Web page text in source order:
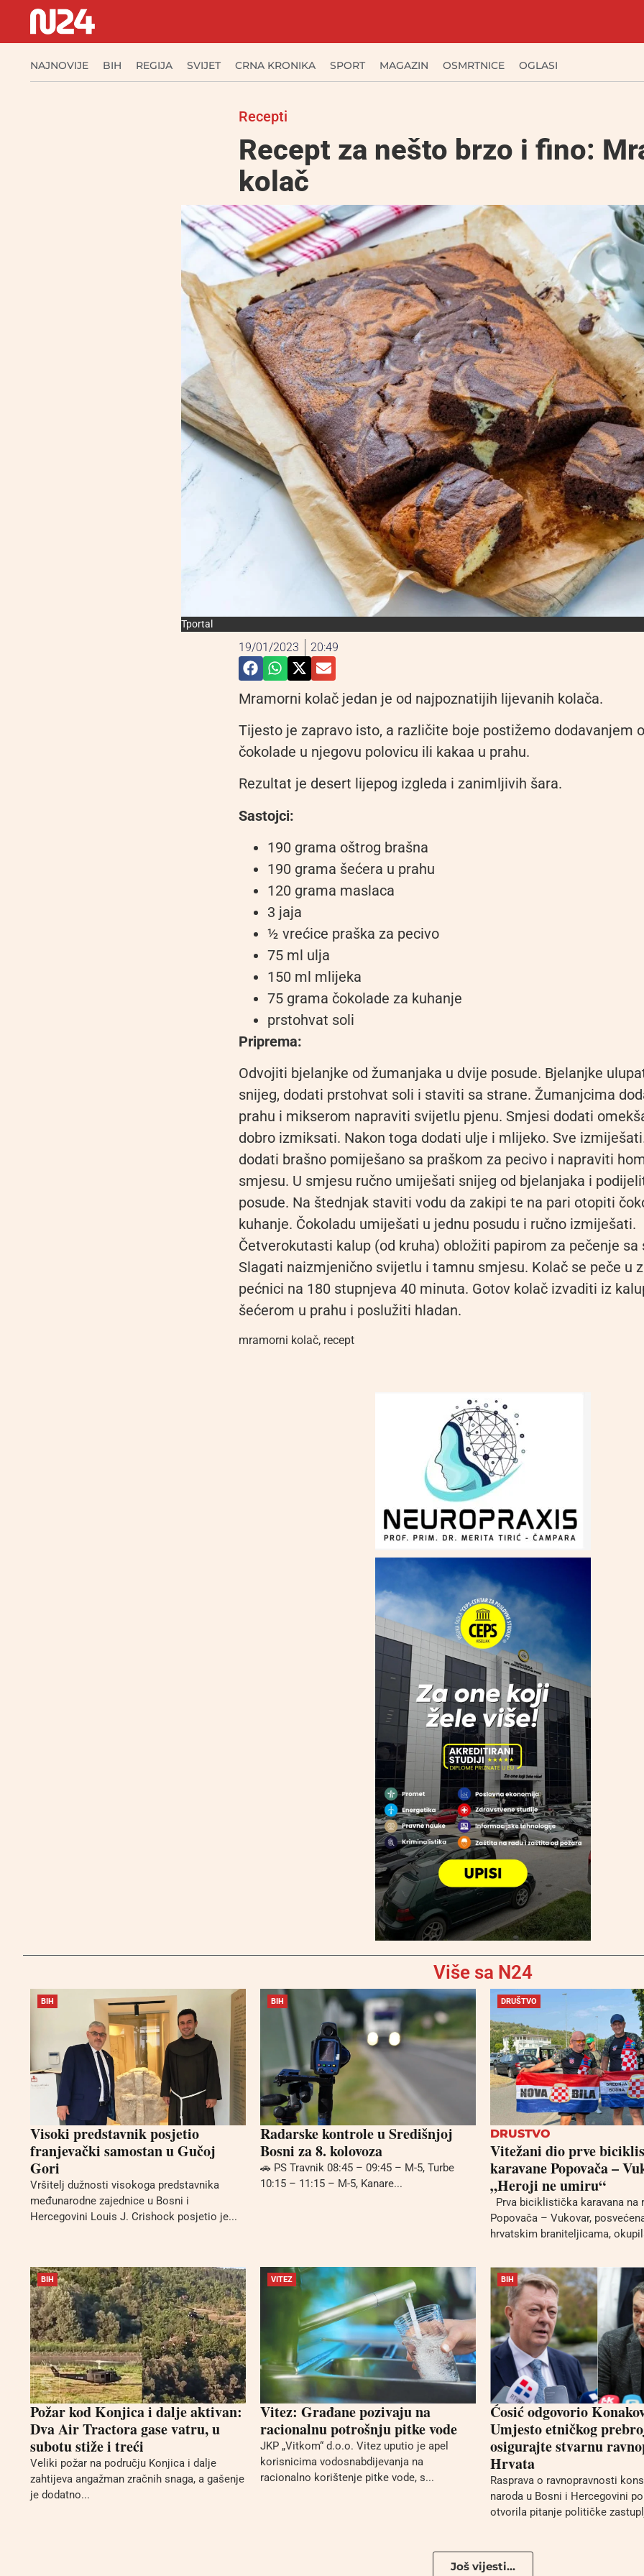
NAJNOVIJE BIH REGIJA SVIJET CRNA KRONIKA SPORT MAGAZIN OSMRTNICE OGLASI
Recepti
Recept za nešto brzo i fino:
kolač
Tportal
19/01/2023 20:49
Mramorni kolač jedan je od najpoznatijih lijevanih kolača.
Tijesto je zapravo isto, a različite boje postižemo dodavanjem
čokolade u njegovu polovicu ili kakaa u prahu.
Rezultat je desert lijepog izgleda i zanimljivih šara.
Sastojci:
190 grama oštrog brašna
190 grama šećera u prahu
120 grama maslaca
3 jaja
½ vrećice praška za pecivo
75 ml ulja
150 ml mlijeka
75 grama čokolade za kuhanje
prstohvat soli
Priprema:
Odvojiti bjelanjke od žumanjaka u dvije posude. Bjelanjke
snijeg, dodati prstohvat soli i staviti sa strane. Žumanjcima
prahu i mikserom napraviti svijetlu pjenu. Smjesi dodati
dobro izmiksati. Nakon toga dodati ulje i mlijeko. Sve
dodati brašno pomiješano sa praškom za pecivo i napraviti
smjesu. U smjesu ručno umiješati snijeg od bjelanjaka i
posude. Na štednjak staviti vodu da zakipi te na pari otopiti
kuhanje. Čokoladu umiješati u jednu posudu i ručno izmiješati.
Četverokutasti kalup (od kruha) obložiti papirom za pečenje sa
Slagati naizmjenično svijetlu i tamnu smjesu. Kolač se peče u
pećnici na 180 stupnjeva 40 minuta. Gotov kolač izvaditi iz
šećerom u prahu i poslužiti hladan.
mramorni kolač, recept
Više sa N24
BIH
Visoki predstavnik posjetio
franjevački samostan u Gučoj
Gori
Vršitelj dužnosti visokoga predstavnika
međunarodne zajednice u Bosni i
Hercegovini Louis J. Crishock posjetio je...
BIH
Radarske kontrole u Središnjoj
Bosni za 8. kolovoza
🚗 PS Travnik 08:45 – 09:45 – M-5, Turbe
10:15 – 11:15 – M-5, Kanare...
DRUŠTVO
DRUSTVO
Vitežani dio prve
karavane Popovača –
„Heroji ne umiru“
Prva biciklistička karavana na
Popovača – Vukovar,
hrvatskim braniteljicama,
BIH
Požar kod Konjica i dalje aktivan:
Dva Air Tractora gase vatru, u
subotu stiže i treći
Veliki požar na području Konjica i dalje
zahtijeva angažman zračnih snaga, a gašenje
je dodatno...
VITEZ
Vitez: Građane pozivaju na
racionalnu potrošnju pitke vode
JKP „Vitkom“ d.o.o. Vitez uputio je apel
korisnicima vodosnabdijevanja na
racionalno korištenje pitke vode, s...
BIH
Ćosić odgovorio
Umjesto etničkog
osigurajte stvarnu
Hrvata
Rasprava o ravnopravnosti
naroda u Bosni i Hercegovini
otvorila pitanje političke
Još vijesti...